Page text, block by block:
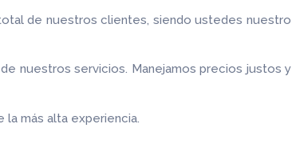
de nuestros clientes, siendo ustedes nuestro
nuestros servicios. Manejamos precios justos y
más alta experiencia.